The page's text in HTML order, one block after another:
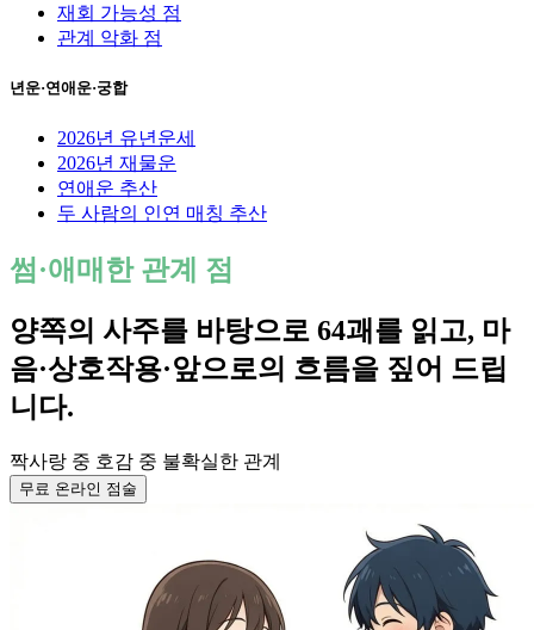
재회 가능성 점
관계 악화 점
년운·연애운·궁합
2026년 유년운세
2026년 재물운
연애운 추산
두 사람의 인연 매칭 추산
썸·애매한 관계 점
양쪽의 사주를 바탕으로 64괘를 읽고, 마
음·상호작용·앞으로의 흐름을 짚어 드립
니다.
짝사랑 중 호감 중 불확실한 관계
무료 온라인 점술